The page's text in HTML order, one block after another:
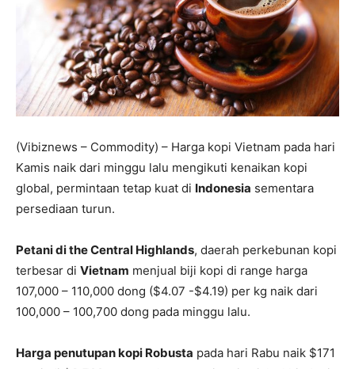
(Vibiznews – Commodity) – Harga kopi Vietnam pada hari
Kamis naik dari minggu lalu mengikuti kenaikan kopi
global, permintaan tetap kuat di Indonesia sementara
persediaan turun.
Petani di the Central Highlands, daerah perkebunan kopi
terbesar di Vietnam menjual biji kopi di range harga
107,000 – 110,000 dong ($4.07 -$4.19) per kg naik dari
100,000 – 100,700 dong pada minggu lalu.
Harga penutupan kopi Robusta pada hari Rabu naik $171